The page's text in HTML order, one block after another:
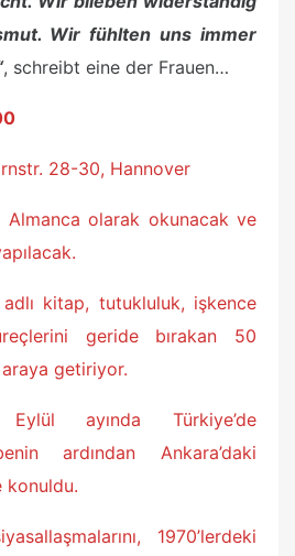
Wir fühlten uns immer
, schreibt eine der Frauen…
28-30, Hannover
olarak okunacak ve
adlı kitap, tutukluluk, işkence
geride bırakan 50
araya getiriyor.
ayında Türkiye’de
ardından Ankara’daki
konuldu.
1970’lerdeki